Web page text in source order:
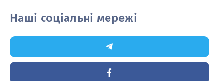
Наші соціальні мережі